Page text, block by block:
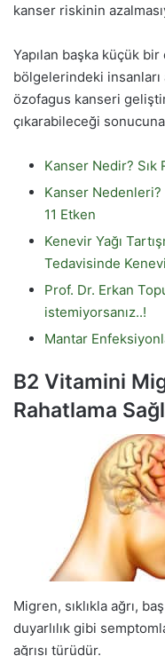
kanser riskinin
Yapılan başka küçük bir
bölgelerindeki
özofagus kanseri
çıkarabileceği
Kanser Nedir?
Kanser
11 Etken
Kenevir Yağı
Tedavisinde
Prof. Dr. Erkan
istemiyorsanız..!
Mantar
B2 Vitamini
Rahatlama
Migren, sıklıkla ağrı,
duyarlılık gibi
ağrısı türüdür.